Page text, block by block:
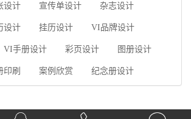
设计 宣传单设计 杂志设计
设计 挂历设计 VI品牌设计
VI手册设计 彩页设计 图册设计
印刷 案例欣赏 纪念册设计